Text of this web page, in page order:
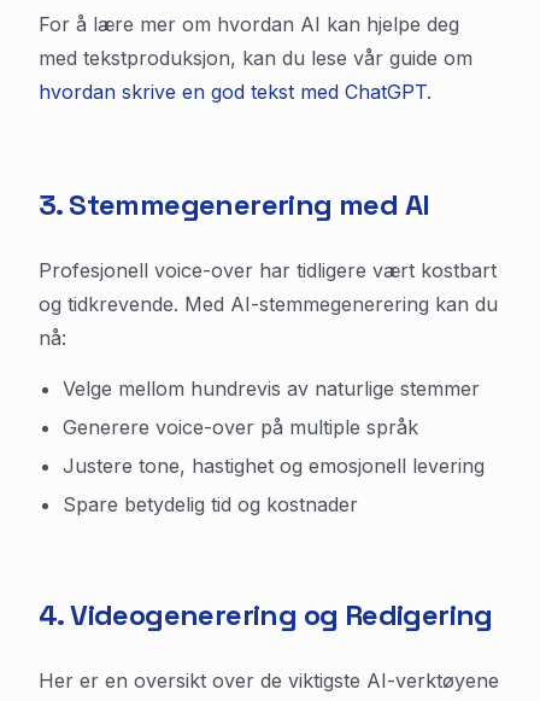
For å lære mer om hvordan AI kan hjelpe deg
med tekstproduksjon, kan du lese vår guide om
hvordan skrive en god tekst med ChatGPT.
3. Stemmegenerering med AI
Profesjonell voice-over har tidligere vært kostbart
og tidkrevende. Med AI-stemmegenerering kan du
nå:
Velge mellom hundrevis av naturlige stemmer
Generere voice-over på multiple språk
Justere tone, hastighet og emosjonell levering
Spare betydelig tid og kostnader
4. Videogenerering og Redigering
Her er en oversikt over de viktigste AI-verktøyene